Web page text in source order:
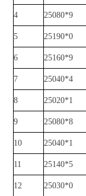
4 25080*9
5 25190*0
6 25160*9
7 25040*4
8 25020*1
9 25080*8
10 25040*1
11 25140*5
12 25030*0